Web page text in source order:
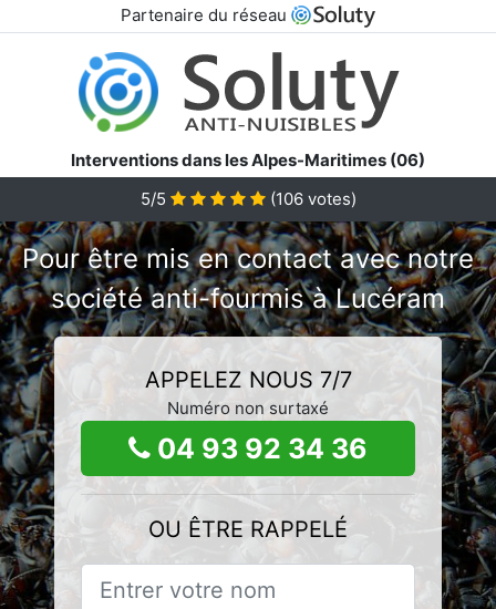
Partenaire du réseau
Interventions dans les Alpes-Maritimes (06)
5/5
(106votes)
Pour être mis en contact avec notre
société anti-fourmis à Lucéram
APPELEZ NOUS 7/7
Numéro non surtaxé
04 93 92 34 36
OU ÊTRE RAPPELÉ